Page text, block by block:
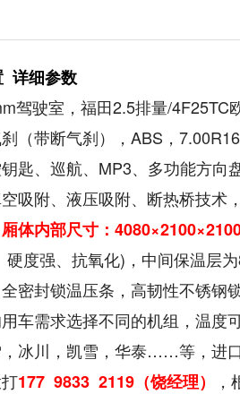
详细参数
驾驶室，福田2.5排量/
（带断气刹），ABS，
匙、巡航、MP3、多功能方向
吸附、液压吸附、断热桥技术
厢体内部尺寸：
度强、抗氧化)，中间保温层
密封锁温压条，高韧性不锈钢锁
用车需求选择不同的机组，
冰川，凯雪，华泰……等，进
177 9833 2119（饶经理）